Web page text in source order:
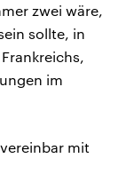
zwei wäre,
sollte, in
im
mit